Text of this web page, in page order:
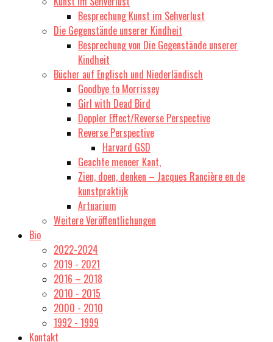
Besprechung Kunst im Sehverlust
Die Gegenstände unserer Kindheit
Besprechung von Die Gegenstände unserer
Kindheit
Bücher auf Englisch und Niederländisch
Goodbye to Morrissey
Girl with Dead Bird
Doppler Effect/Reverse Perspective
Reverse Perspective
Harvard GSD
Geachte meneer Kant,
Zien, doen, denken – Jacques Rancière en de
kunstpraktijk
Artuarium
Weitere Veröffentlichungen
Bio
2022-2024
2019 - 2021
2016 – 2018
2010 - 2015
2000 - 2010
1992 - 1999
Kontakt